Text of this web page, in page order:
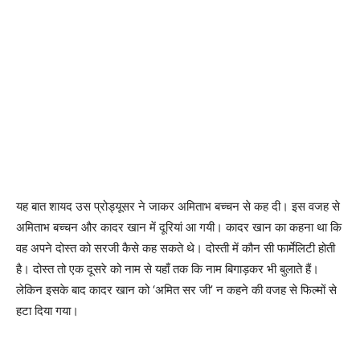
यह बात शायद उस प्रोड्यूसर ने जाकर अमिताभ बच्चन से कह दी। इस वजह से
अमिताभ बच्चन और कादर खान में दूरियां आ गयी। कादर खान का कहना था कि
वह अपने दोस्त को सरजी कैसे कह सकते थे। दोस्ती में कौन सी फार्मेलिटी होती
है। दोस्त तो एक दूसरे को नाम से यहाँ तक कि नाम बिगाड़कर भी बुलाते हैं।
लेकिन इसके बाद कादर खान को ‘अमित सर जी’ न कहने की वजह से फिल्मों से
हटा दिया गया।